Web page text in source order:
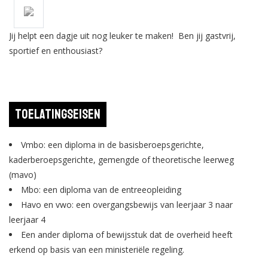
Jij helpt een dagje uit nog leuker te maken! Ben jij gastvrij,
sportief en enthousiast?
Toelatingseisen
Vmbo: een diploma in de basisberoepsgerichte,
kaderberoepsgerichte, gemengde of theoretische leerweg
(mavo)
Mbo: een diploma van de entreeopleiding
Havo en vwo: een overgangsbewijs van leerjaar 3 naar
leerjaar 4
Een ander diploma of bewijsstuk dat de overheid heeft
erkend op basis van een ministeriële regeling.